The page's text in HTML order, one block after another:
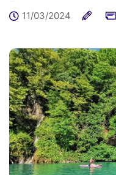
11/03/2024